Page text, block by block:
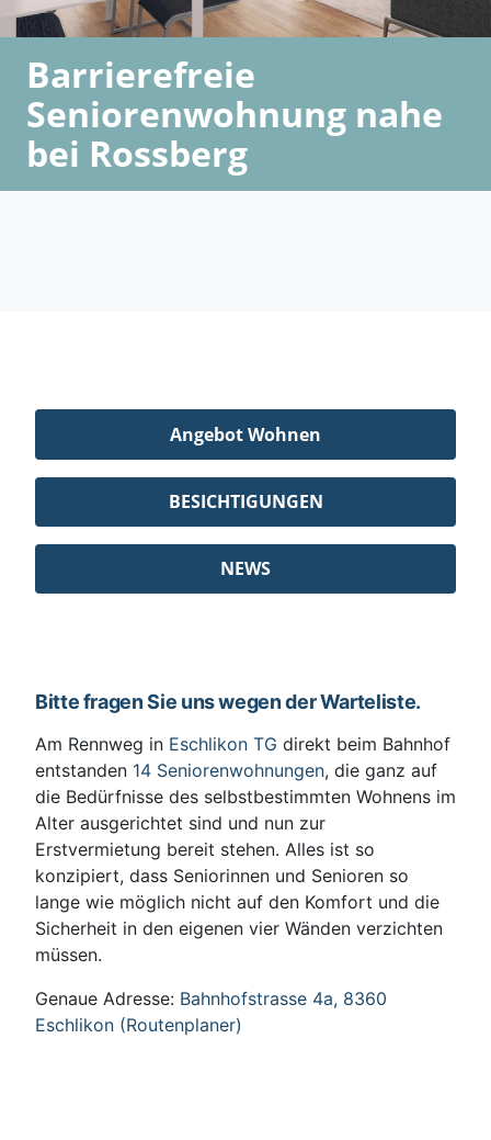
Barrierefreie
Seniorenwohnung nahe
bei Rossberg
Angebot Wohnen
BESICHTIGUNGEN
NEWS
Bitte fragen Sie uns wegen der Warteliste.
Am Rennweg in Eschlikon TG direkt beim Bahnhof
entstanden 14 Seniorenwohnungen, die ganz auf
die Bedürfnisse des selbstbestimmten Wohnens im
Alter ausgerichtet sind und nun zur
Erstvermietung bereit stehen. Alles ist so
konzipiert, dass Seniorinnen und Senioren so
lange wie möglich nicht auf den Komfort und die
Sicherheit in den eigenen vier Wänden verzichten
müssen.
Genaue Adresse: Bahnhofstrasse 4a, 8360
Eschlikon (Routenplaner)